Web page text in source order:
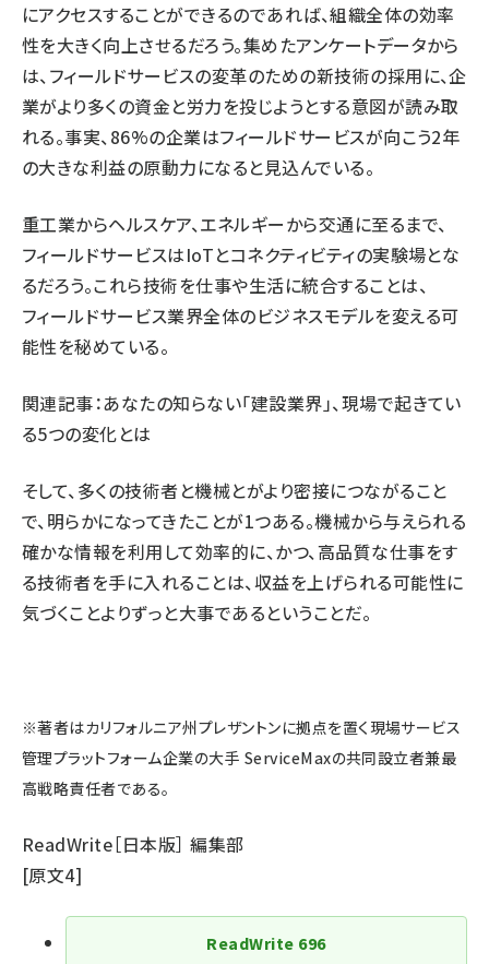
にアクセスすることができるのであれば、組織全体の効率
性を大きく向上させるだろう。集めたアンケートデータから
は、フィールドサービスの変革のための新技術の採用に、企
業がより多くの資金と労力を投じようとする意図が読み取
れる。事実、86%の企業はフィールドサービスが向こう2年
の大きな利益の原動力になると見込んでいる。
重工業からヘルスケア、エネルギーから交通に至るまで、
フィールドサービスはIoTとコネクティビティの実験場とな
るだろう。これら技術を仕事や生活に統合することは、
フィールドサービス業界全体のビジネスモデルを変える可
能性を秘めている。
関連記事：あなたの知らない「建設業界」、現場で起きてい
る5つの変化とは
そして、多くの技術者と機械とがより密接につながること
で、明らかになってきたことが1つある。機械から与えられる
確かな情報を利用して効率的に、かつ、高品質な仕事をす
る技術者を手に入れることは、収益を上げられる可能性に
気づくことよりずっと大事であるということだ。
※著者はカリフォルニア州プレザントンに拠点を置く現場サービス
管理プラットフォーム企業の大手 ServiceMaxの共同設立者兼最
高戦略責任者である。
ReadWrite［日本版］ 編集部
[原文4]
ReadWrite 696